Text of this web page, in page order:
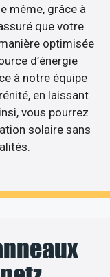
même, grâce à
que votre
optimisée
d’énergie
à notre équipe
en laissant
vous pourrez
solaire sans